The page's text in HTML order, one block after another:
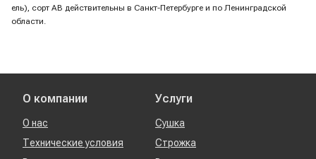
ель), сорт AB действительны в Санкт-Петербурге и по Ленинградской
области.
О компании
О нас
Технические условия
Услуги
Сушка
Строжка